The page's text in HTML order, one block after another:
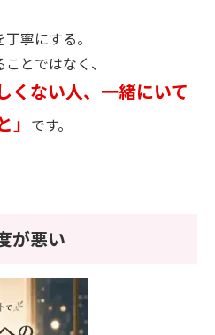
寧にする。
とではなく、
くない人、一緒にいて
です。
が悪い